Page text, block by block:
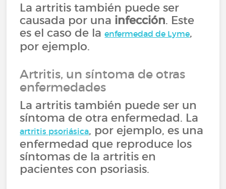
La artritis también puede ser
causada por una infección. Este
es el caso de laenfermedad de Lyme,
por ejemplo.
Artritis, un síntoma de otras
enfermedades
La artritis también puede ser un
síntoma de otra enfermedad. La
artritis psoriásica, por ejemplo, es una
enfermedad que reproduce los
síntomas de la artritis en
pacientes con psoriasis.